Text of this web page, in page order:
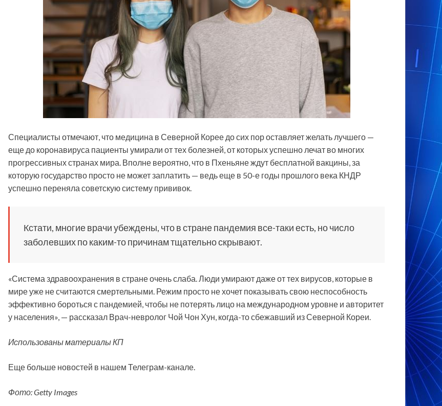
Специалисты отмечают, что медицина в Северной Корее до сих пор оставляет желать лучшего —
еще до коронавируса пациенты умирали от тех болезней, от которых успешно лечат во многих
прогрессивных странах мира. Вполне вероятно, что в Пхеньяне ждут бесплатной вакцины, за
которую государство просто не может заплатить — ведь еще в 50-е годы прошлого века КНДР
успешно переняла советскую систему прививок.
Кстати, многие врачи убеждены, что в стране пандемия все-таки есть, но число
заболевших по каким-то причинам тщательно скрывают.
«Система здравоохранения в стране очень слаба. Люди умирают даже от тех вирусов, которые в
мире уже не считаются смертельными. Режим просто не хочет показывать свою неспособность
эффективно бороться с пандемией, чтобы не потерять лицо на международном уровне и авторитет
у населения», — рассказал Врач-невролог Чой Чон Хун, когда-то сбежавший из Северной Кореи.
Использованы материалы КП
Еще больше новостей в нашем Телеграм-канале.
Фото: Getty Images